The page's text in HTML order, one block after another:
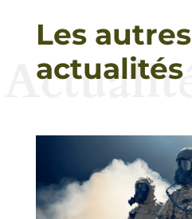
Les autres
actualités
Actualités